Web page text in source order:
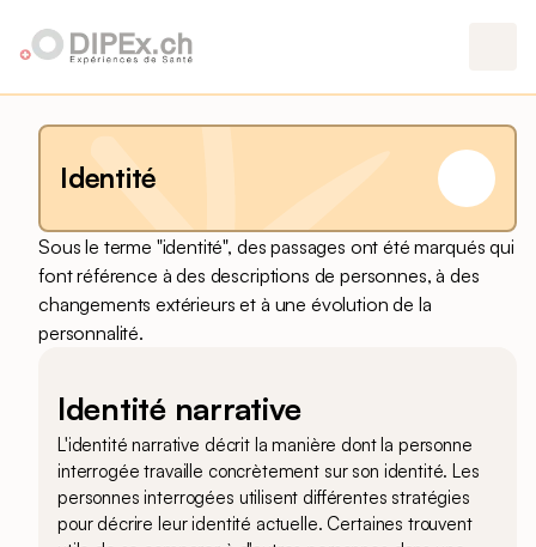
Identité
Sous le terme "identité", des passages ont été marqués qui
font référence à des descriptions de personnes, à des
changements extérieurs et à une évolution de la
personnalité.
Identité narrative
L'identité narrative décrit la manière dont la personne
interrogée travaille concrètement sur son identité. Les
personnes interrogées utilisent différentes stratégies
pour décrire leur identité actuelle. Certaines trouvent